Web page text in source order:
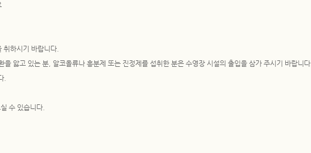
련 자료 제출 必
용금액을 납부합니다.
.
센터가 정하는 바에 따라야 합니다.
하시기 바랍니다.
앓고 있는 분, 알코올류나 흥분제 또는 진정제를 섭취한 분은 수영장 시설의 출입을 삼가 주시기 바랍니다.
.
수 있습니다.